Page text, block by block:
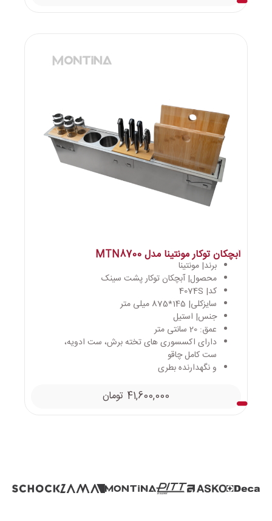
آبچکان توکار مونتینا مدل MTN8700
برند| مونتینا
محصول| آبچکان توکار پشت سینک
کد| 4074S
سایزکلی| 145*875 میلی متر
جنس| استیل
عمق: 20 سانتی متر
دارای اکسسوری های تخته برش، ست ادویه،
ست کامل چاقو
و نگهدارنده بطری
41,600,000 تومان